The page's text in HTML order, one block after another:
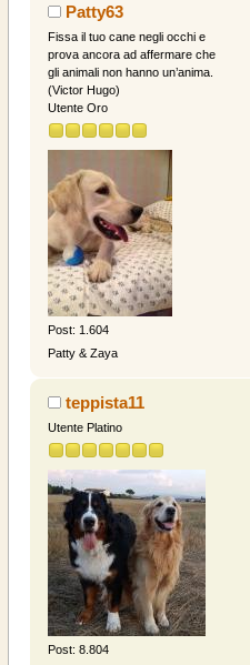
Patty63
Fissa il tuo cane negli occhi e
prova ancora ad affermare che
gli animali non hanno un’anima.
(Victor Hugo)
Utente Oro
Post: 1.604
Patty & Zaya
teppista11
Utente Platino
Post: 8.804